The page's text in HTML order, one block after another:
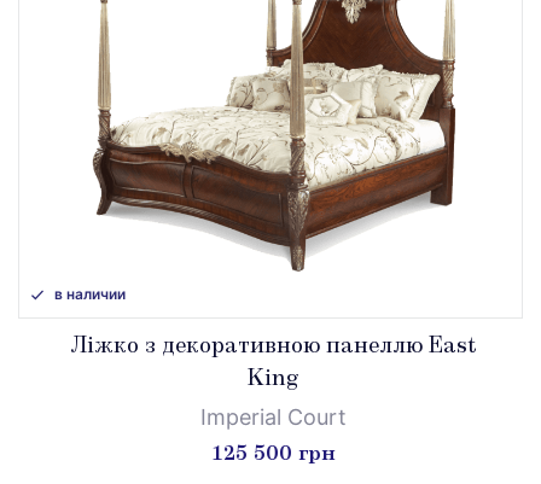
в наличии
Ліжко з декоративною панеллю East
King
Imperial Court
125 500 грн